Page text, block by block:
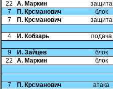
22 А. Маркин
защита
7
П. Крсманович
блок
7
П. Крсманович защита
4 И. Кобзарь подача
9 И. Зайцев
блок
22
А. Маркин блок
7 П. Крсманович
атака